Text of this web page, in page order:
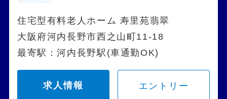
住宅型有料老人ホーム 寿里苑翡翠
大阪府河内長野市西之山町11-18
最寄駅：河内長野駅(車通勤OK)
求人情報 エントリー